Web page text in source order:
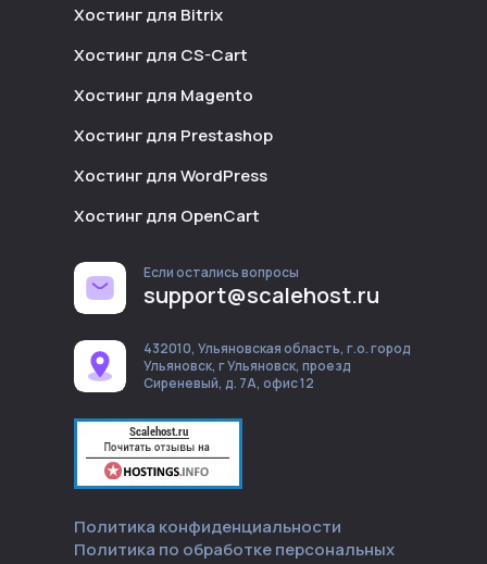
Хостинг для Bitrix
Хостинг для CS-Cart
Хостинг для Magento
Хостинг для Prestashop
Хостинг для WordPress
Хостинг для OpenCart
Политика конфиденциальности
Политика по обработке персональных
432010, Ульяновская область, г.о. город
Ульяновск, г Ульяновск, проезд
Сиреневый, д. 7А, офис 12
Если остались вопросы
support@scalehost.ru